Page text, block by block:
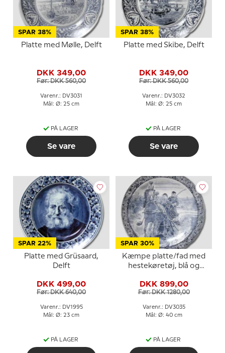
SPAR 38%
Platte med Mølle, Delft
DKK 349,00
Før: DKK 560,00
Varenr.: DV3031
Mål: Ø: 25 cm
PÅ LAGER
Se vare
SPAR 38%
Platte med Skibe, Delft
DKK 349,00
Før: DKK 560,00
Varenr.: DV3032
Mål: Ø: 25 cm
PÅ LAGER
Se vare
SPAR 22%
Platte med Grüsaard,
Delft
DKK 499,00
Før: DKK 640,00
Varenr.: DV1995
Mål: Ø: 23 cm
PÅ LAGER
SPAR 30%
Kæmpe platte/fad med
hestekøretøj, blå og
DKK 899,00
Før: DKK 1280,00
Varenr.: DV3035
Mål: Ø: 40 cm
PÅ LAGER